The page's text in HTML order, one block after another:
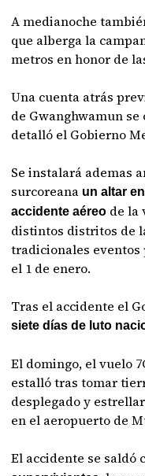
A medianoche
que alberga la
metros en honor de
Una cuenta atrás
de Gwanghwamun
detalló el Gobierno
Se instalará ademas
surcoreana un altar
accidente aéreo de la
distintos distritos de
tradicionales
el 1 de enero.
Tras el accidente el
siete días de luto
El domingo, el vuelo
estalló tras tomar
desplegado y
en el aeropuerto de
El accidente se saldó